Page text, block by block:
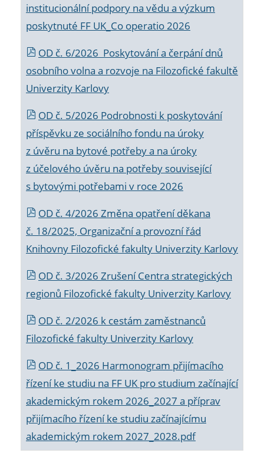
institucionální podpory na vědu a výzkum
poskytnuté FF UK_Co operatio 2026
OD č. 6/2026 Poskytování a čerpání dnů
osobního volna a rozvoje na Filozofické fakultě
Univerzity Karlovy
OD č. 5/2026 Podrobnosti k poskytování
příspěvku ze sociálního fondu na úroky
z úvěru na bytové potřeby a na úroky
z účelového úvěru na potřeby související
s bytovými potřebami v roce 2026
OD č. 4/2026 Změna opatření děkana
č. 18/2025, Organizační a provozní řád
Knihovny Filozofické fakulty Univerzity Karlovy
OD č. 3/2026 Zrušení Centra strategických
regionů Filozofické fakulty Univerzity Karlovy
OD č. 2/2026 k cestám zaměstnanců
Filozofické fakulty Univerzity Karlovy
OD č. 1_2026 Harmonogram přijímacího
řízení ke studiu na FF UK pro studium začínající
akademickým rokem 2026_2027 a příprav
přijímacího řízení ke studiu začínajícímu
akademickým rokem 2027_2028.pdf